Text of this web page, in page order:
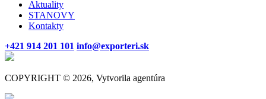
Aktuality
STANOVY
Kontakty
+421 914 201 101 info@exporteri.sk
COPYRIGHT © 2026, Vytvorila agentúra